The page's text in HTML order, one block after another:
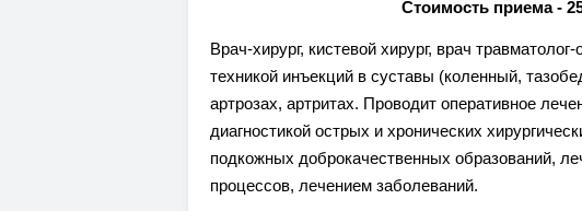
Стоимость приема -
Врач-хирург, кистевой хирург, врач
техникой инъекций в суставы (коленный,
артрозах, артритах. Проводит оперативное
диагностикой острых и хронических
подкожных доброкачественных образований,
процессов, лечением заболеваний.